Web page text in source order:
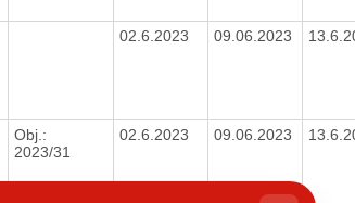
02.6.2023 09.06.2023
Obj.:
2023/31
02.6.2023 09.06.2023